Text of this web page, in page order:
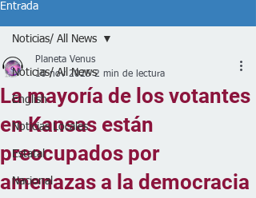
Entrada
Noticias/ All News
English
Noticias Locales
Estatal
Nacional
Noticias/ All News
La mayoría de los votantes
en Kansas están
preocupados por
amenazas a la democracia
Planeta Venus
10 nov 2025 2 min de lectura